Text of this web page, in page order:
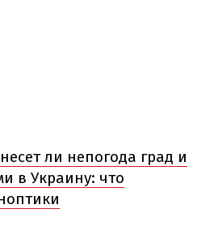
ли непогода град и
в Украину: что